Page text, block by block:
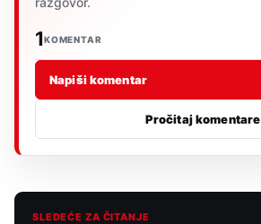
1KOMENTAR
Napiši komentar
Pročitaj komentare
SLEDEĆE ZA ČITANJE